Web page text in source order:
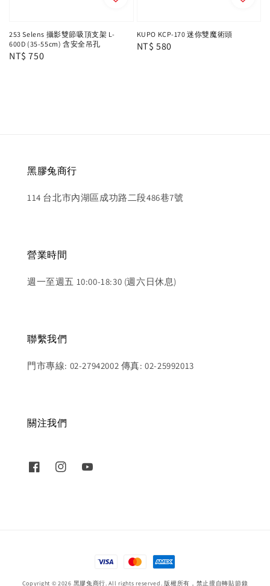
253 Selens 攝影雙節吸頂支架 L-
600D (35-55cm) 含安全吊孔
Regular
NT$ 750
KUPO KCP-170 迷你雙魔術頭
Regular
NT$ 580
黑膠兔商行
114 台北市內湖區成功路二段486巷7號
營業時間
週一至週五 10:00-18:30 (週六日休息)
聯繫我們
門市專線: 02-27942002 傳真: 02-25992013
關注我們
Copyright © 2026 黑膠兔商行. All rights reserved. 版權所有，禁止擅自轉貼節錄